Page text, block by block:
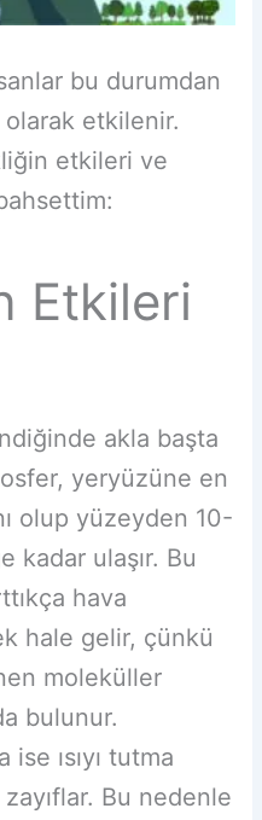
bu durumdan
etkilenir.
etkileri ve
Etkileri
akla başta
yeryüzüne en
olup yüzeyden 10-
kadar ulaşır. Bu
hava
hale gelir, çünkü
moleküller
bulunur.
ısıyı tutma
Bu nedenle